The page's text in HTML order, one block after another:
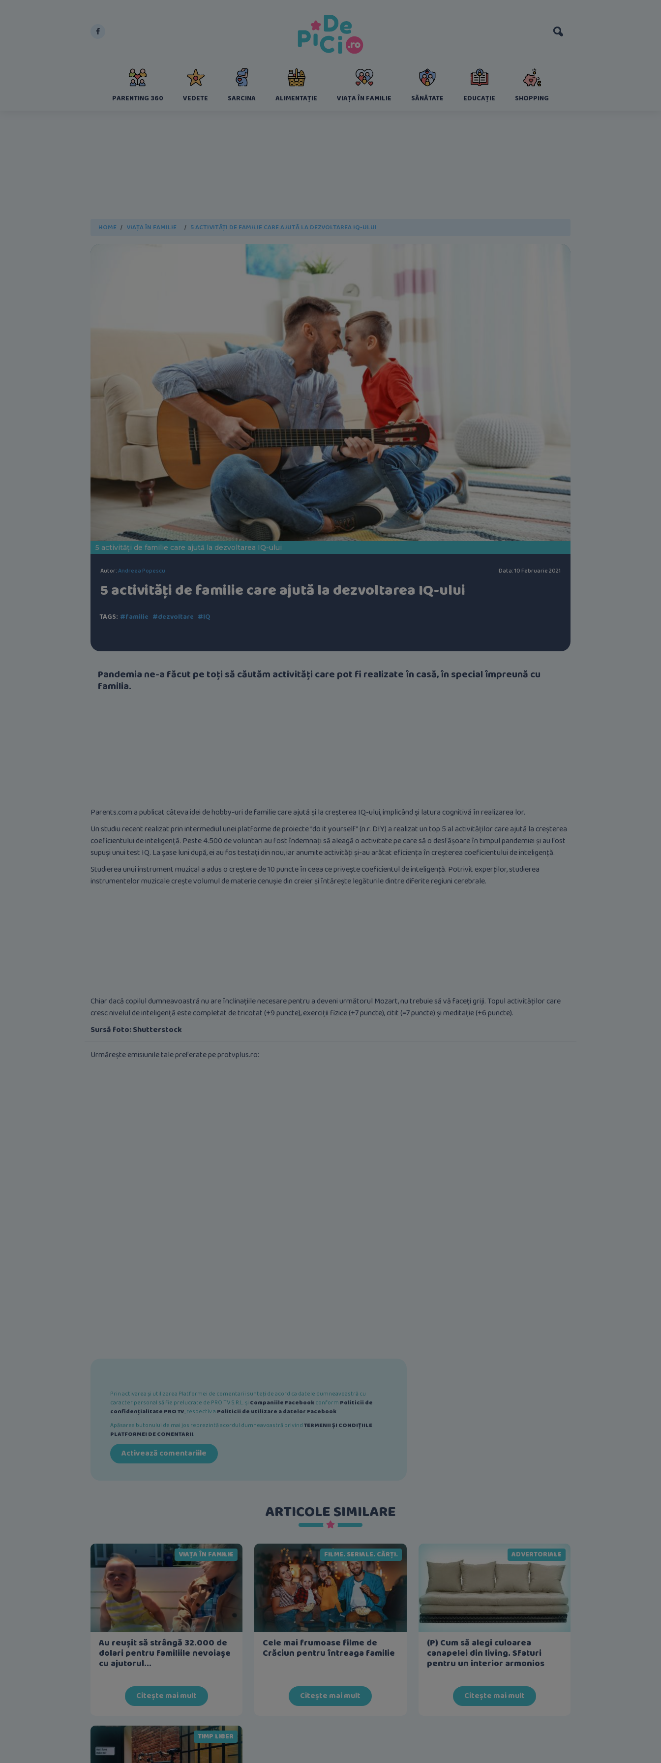
PARENTING 360 VEDETE SARCINA ALIMENTAȚIE VIAȚA ÎN FAMILIE SĂNĂTATE EDUCAȚIE SHOPPING
HOME VIAȚA ÎN FAMILIE 5 ACTIVITĂȚI DE FAMILIE CARE AJUTĂ LA DEZVOLTAREA IQ-ULUI
5 activități de familie care ajută la dezvoltarea IQ-ului
Autor:Andreea Popescu Data: 10 Februarie 2021
5 activități de familie care ajută la dezvoltarea IQ-ului
TAGS: #familie #dezvoltare #IQ
Pandemia ne-a făcut pe toți să căutăm activități care pot fi realizate în casă, în special împreună cu
familia.
Parents.com a publicat câteva idei de hobby-uri de familie care ajută și la creșterea IQ-ului, implicând și latura cognitivă în realizarea lor.
Un studiu recent realizat prin intermediul unei platforme de proiecte ”do it yourself” (n.r. DIY) a realizat un top 5 al activităților care ajută la creșterea
coeficientului de inteligență. Peste 4.500 de voluntari au fost îndemnați să aleagă o activitate pe care să o desfășoare în timpul pandemiei și au fost
supuși unui test IQ. La șase luni după, ei au fos testați din nou, iar anumite activități și-au arătat eficiența în creșterea coeficientului de inteligență.
Studierea unui instrument muzical a adus o creștere de 10 puncte în ceea ce privește coeficientul de inteligență. Potrivit experților, studierea
instrumentelor muzicale crește volumul de materie cenușie din creier și întărește legăturile dintre diferite regiuni cerebrale.
Chiar dacă copilul dumneavoastră nu are înclinațiile necesare pentru a deveni următorul Mozart, nu trebuie să vă faceți griji. Topul activităților care
cresc nivelul de inteligență este completat de tricotat (+9 puncte), exerciții fizice (+7 puncte), citit (=7 puncte) și meditație (+6 puncte).
Sursă foto: Shutterstock
Urmărește emisiunile tale preferate pe protvplus.ro:
Prin activarea și utilizarea Platformei de comentarii sunteți de acord ca datele dumneavoastră cu
caracter personal să fie prelucrate de PRO TV S.R.L. și Companiile Facebookconform Politicii de
confidențialitate PRO TV, respectiv a Politicii de utilizare a datelor Facebook.
Apăsarea butonului de mai jos reprezintă acordul dumneavoastră privindTERMENII ȘI CONDIȚIILE
PLATFORMEI DE COMENTARII.
Activează comentariile
ARTICOLE SIMILARE
VIAȚA ÎN FAMILIE
Au reușit să strângă 32.000 de
dolari pentru familiile nevoiașe
cu ajutorul...
Citește mai mult
FILME. SERIALE. CĂRȚI.
Cele mai frumoase filme de
Crăciun pentru întreaga familie
Citește mai mult
ADVERTORIALE
(P) Cum să alegi culoarea
canapelei din living. Sfaturi
pentru un interior armonios
Citește mai mult
TIMP LIBER